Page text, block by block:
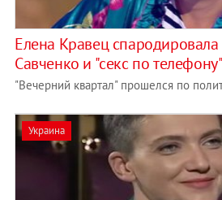
Елена Кравец
Савченко и "секс по телефону"
"Вечерний квартал" прошелся по
Украина